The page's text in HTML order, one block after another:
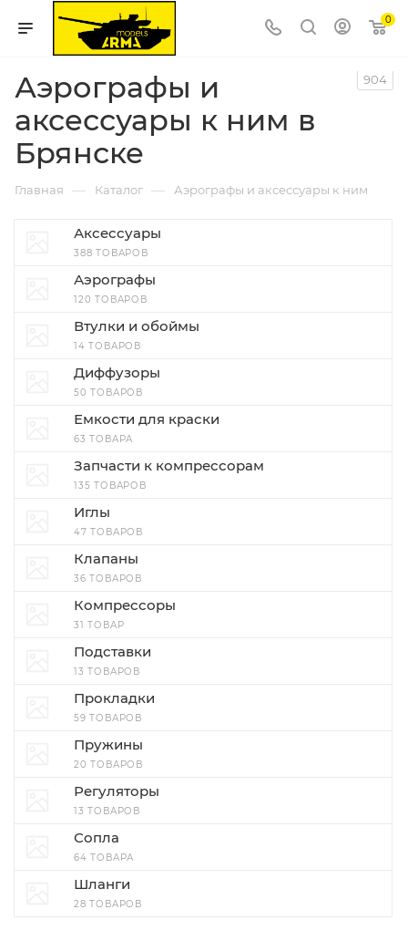
0
Аэрографы и
аксессуары к ним в
Брянске
904
Главная — Каталог — Аэрографы и аксессуары к ним
Аксессуары
388 ТОВАРОВ
Аэрографы
120 ТОВАРОВ
Втулки и обоймы
14 ТОВАРОВ
Диффузоры
50 ТОВАРОВ
Емкости для краски
63 ТОВАРА
Запчасти к компрессорам
135 ТОВАРОВ
Иглы
47 ТОВАРОВ
Клапаны
36 ТОВАРОВ
Компрессоры
31 ТОВАР
Подставки
13 ТОВАРОВ
Прокладки
59 ТОВАРОВ
Пружины
20 ТОВАРОВ
Регуляторы
13 ТОВАРОВ
Сопла
64 ТОВАРА
Шланги
28 ТОВАРОВ